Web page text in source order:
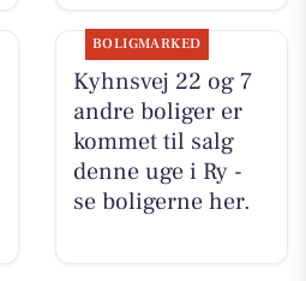
BOLIGMARKED
Kyhnsvej 22 og 7
andre boliger er
kommet til salg
denne uge i Ry -
se boligerne her.